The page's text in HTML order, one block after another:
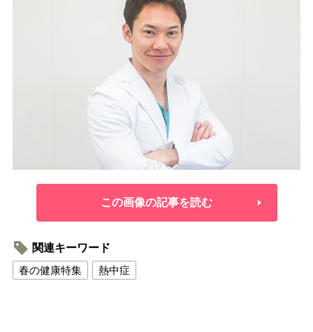
この画像の記事を読む
関連キーワード
春の健康特集
熱中症